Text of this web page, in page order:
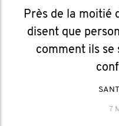
Près de la moitié
disent que
comment ils se
7